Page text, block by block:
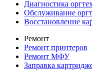
Диагностика
Обслуживание
Восстановление
Ремонт
Ремонт принтеров
Ремонт МФУ
Заправка